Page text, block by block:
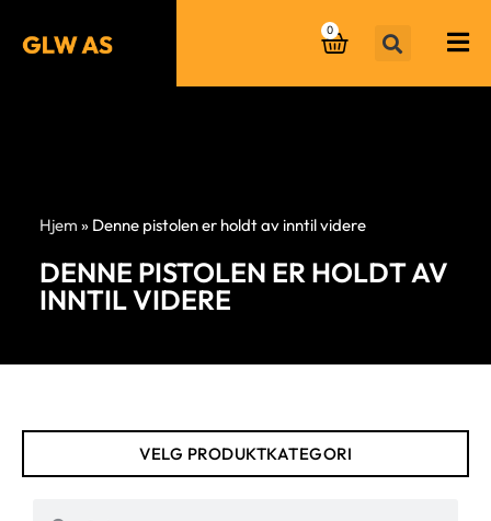
0
Hjem » Denne pistolen er holdt av inntil videre
DENNE PISTOLEN ER HOLDT AV
INNTIL VIDERE
VELG PRODUKTKATEGORI